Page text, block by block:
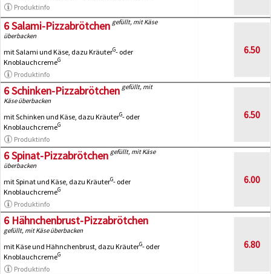
Produktinfo
6 Salami-Pizzabrötchen gefüllt, mit Käse
überbacken
mit Salami und Käse, dazu KräuterG- oder
KnoblauchcremeG
Produktinfo
6.50
6 Schinken-Pizzabrötchen gefüllt, mit
Käse überbacken
mit Schinken und Käse, dazu KräuterG- oder
KnoblauchcremeG
Produktinfo
6.50
6 Spinat-Pizzabrötchen gefüllt, mit Käse
überbacken
mit Spinat und Käse, dazu KräuterG- oder
KnoblauchcremeG
Produktinfo
6.00
6 Hähnchenbrust-Pizzabrötchen
gefüllt, mit Käse überbacken
mit Käse und Hähnchenbrust, dazu KräuterG- oder
KnoblauchcremeG
Produktinfo
6.80